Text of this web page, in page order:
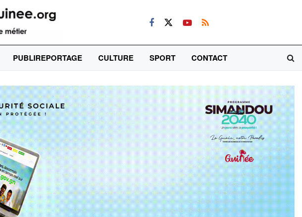
PUBLIREPORTAGE CULTURE SPORT CONTACT